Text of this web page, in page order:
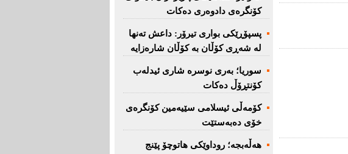
كۆنگرەی دادوەری دەكات
پسپۆڕێكی بواری تیرۆر: داعش تەنها
لە شەڕی كۆڵان بە كۆڵان شارەزایە
سوریا؛ بەری نوسرە شاری ئیدلەب
كۆنتڕۆڵ دەكات
كۆمەڵی ئیسلامی سێیەمین كۆنگرەی
خۆی دەبەستێت
هەڵەبجە؛ روداوێکی هاتوچۆ پێنج